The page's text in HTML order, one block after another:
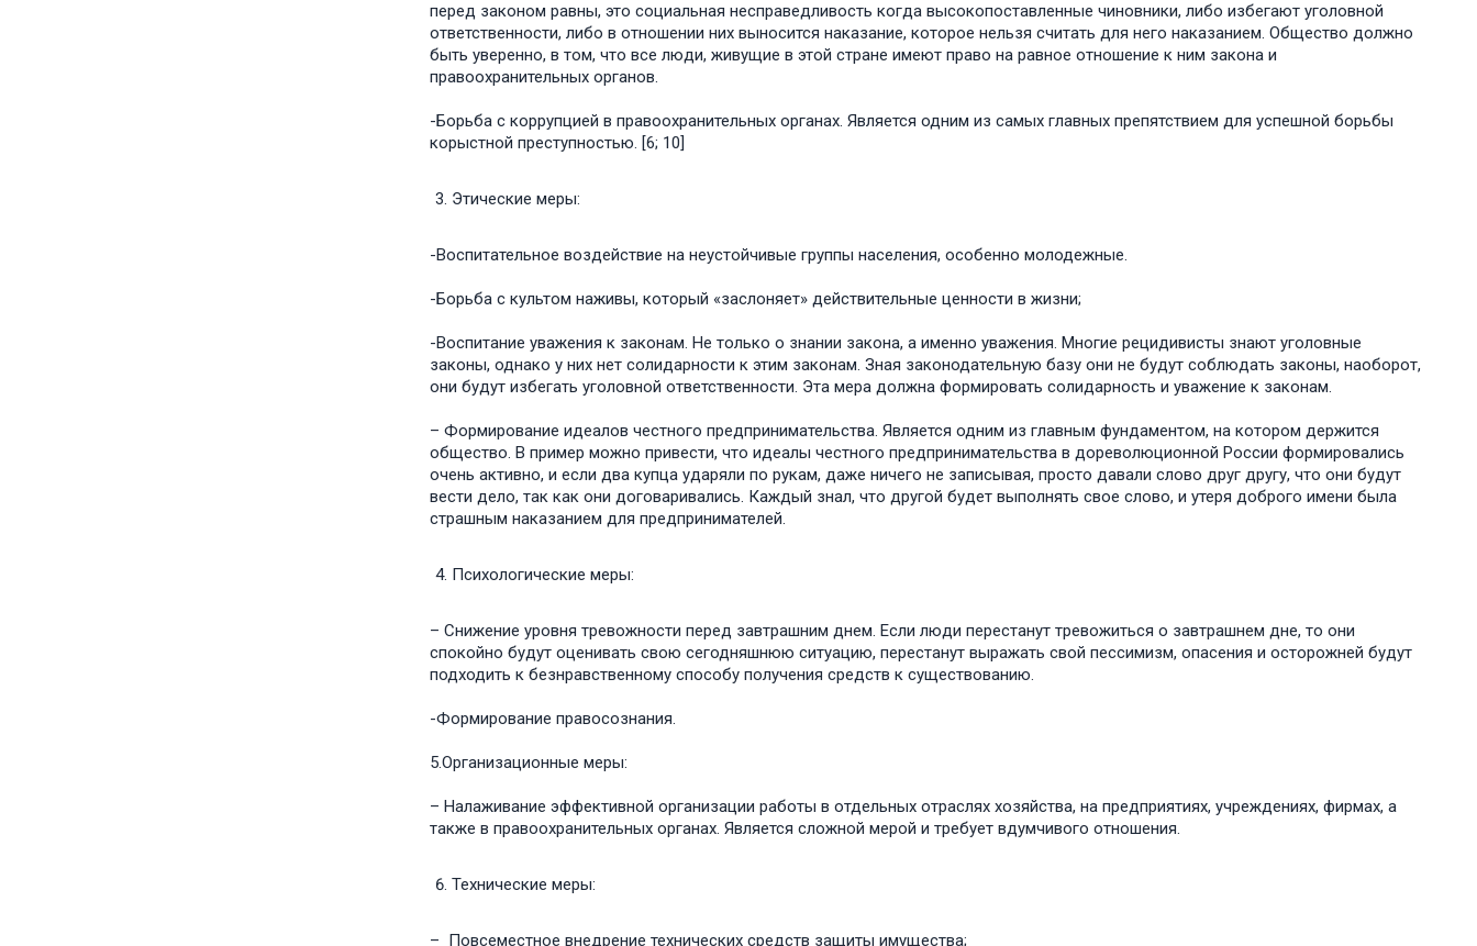
перед законом равны, это социальная несправедливость когда высокопоставленные чиновники, либо избегают уголовной
ответственности, либо в отношении них выносится наказание, которое нельзя считать для него наказанием. Общество должно
быть уверенно, в том, что все люди, живущие в этой стране имеют право на равное отношение к ним закона и
правоохранительных органов.
-Борьба с коррупцией в правоохранительных органах. Является одним из самых главных препятствием для успешной борьбы
корыстной преступностью. [6; 10]
Этические меры:
-Воспитательное воздействие на неустойчивые группы населения, особенно молодежные.
-Борьба с культом наживы, который «заслоняет» действительные ценности в жизни;
-Воспитание уважения к законам. Не только о знании закона, а именно уважения. Многие рецидивисты знают уголовные
законы, однако у них нет солидарности к этим законам. Зная законодательную базу они не будут соблюдать законы, наоборот,
они будут избегать уголовной ответственности. Эта мера должна формировать солидарность и уважение к законам.
– Формирование идеалов честного предпринимательства. Является одним из главным фундаментом, на котором держится
общество. В пример можно привести, что идеалы честного предпринимательства в дореволюционной России формировались
очень активно, и если два купца ударяли по рукам, даже ничего не записывая, просто давали слово друг другу, что они будут
вести дело, так как они договаривались. Каждый знал, что другой будет выполнять свое слово, и утеря доброго имени была
страшным наказанием для предпринимателей.
Психологические меры:
– Снижение уровня тревожности перед завтрашним днем. Если люди перестанут тревожиться о завтрашнем дне, то они
спокойно будут оценивать свою сегодняшнюю ситуацию, перестанут выражать свой пессимизм, опасения и осторожней будут
подходить к безнравственному способу получения средств к существованию.
-Формирование правосознания.
5.Организационные меры:
– Налаживание эффективной организации работы в отдельных отраслях хозяйства, на предприятиях, учреждениях, фирмах, а
также в правоохранительных органах. Является сложной мерой и требует вдумчивого отношения.
Технические меры:
– Повсеместное внедрение технических средств защиты имущества;